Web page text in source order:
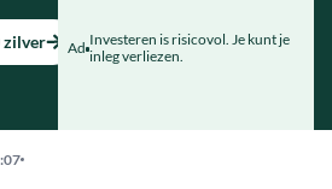
zilver Ad Investeren is risicovol. Je kunt je
inleg verliezen.